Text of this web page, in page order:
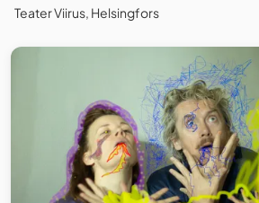
Teater Viirus, Helsingfors